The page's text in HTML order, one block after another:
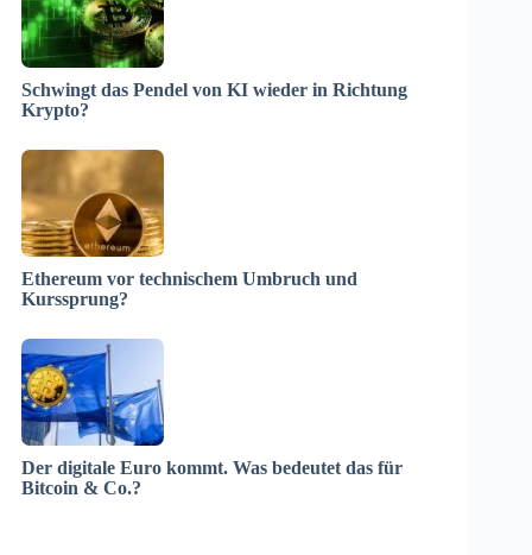
Schwingt das Pendel von KI wieder in Richtung
Krypto?
Ethereum vor technischem Umbruch und
Kurssprung?
Der digitale Euro kommt. Was bedeutet das für
Bitcoin & Co.?